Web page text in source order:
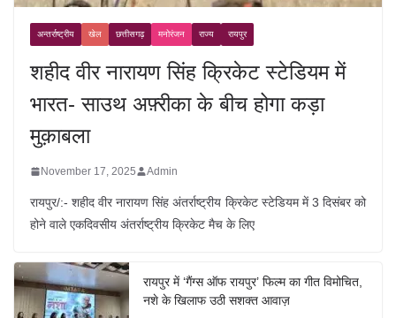
अन्तर्राष्ट्रीय खेल छत्तीसगढ़ मनोरंजन राज्य रायपुर
शहीद वीर नारायण सिंह क्रिकेट स्टेडियम में
भारत- साउथ अफ़्रीका के बीच होगा कड़ा
मुक़ाबला
November 17, 2025 Admin
रायपुर/:- शहीद वीर नारायण सिंह अंतर्राष्ट्रीय क्रिकेट स्टेडियम में 3 दिसंबर को
होने वाले एकदिवसीय अंतर्राष्ट्रीय क्रिकेट मैच के लिए
रायपुर में ‘गैंग्स ऑफ रायपुर’ फिल्म का गीत विमोचित,
नशे के खिलाफ उठी सशक्त आवाज़